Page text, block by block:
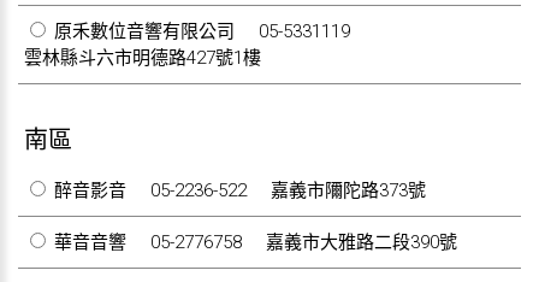
原禾數位音響有限公司
05-5331119
雲林縣斗六市明德路427號1樓
南區
醉音影音 05-2236-522 嘉義市隬陀路373號
華音音響 05-2776758 嘉義市大雅路二段390號